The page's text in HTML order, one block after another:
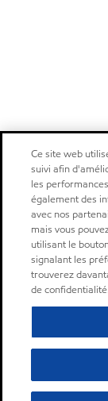
Ce site web
suivi afin
les
également des
avec nos
mais vous
utilisant le
signalant les
trouverez
de confidentialité.